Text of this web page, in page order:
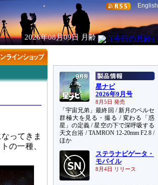
English
2026年08月09日 月齢
ってきま
の一種、
星ナビ
2026年9月号
8月5日 発売
「宇宙兄弟」最終回 / 新月のペルセ
群極大を見る・撮る / 変わる「惑
星」の定義 / 星空の下で深呼吸する
天文台浴 / TAMRON 12-20mm F2.8 /
ほか
ステラナビゲータ・
モバイル
8月4日 リリース